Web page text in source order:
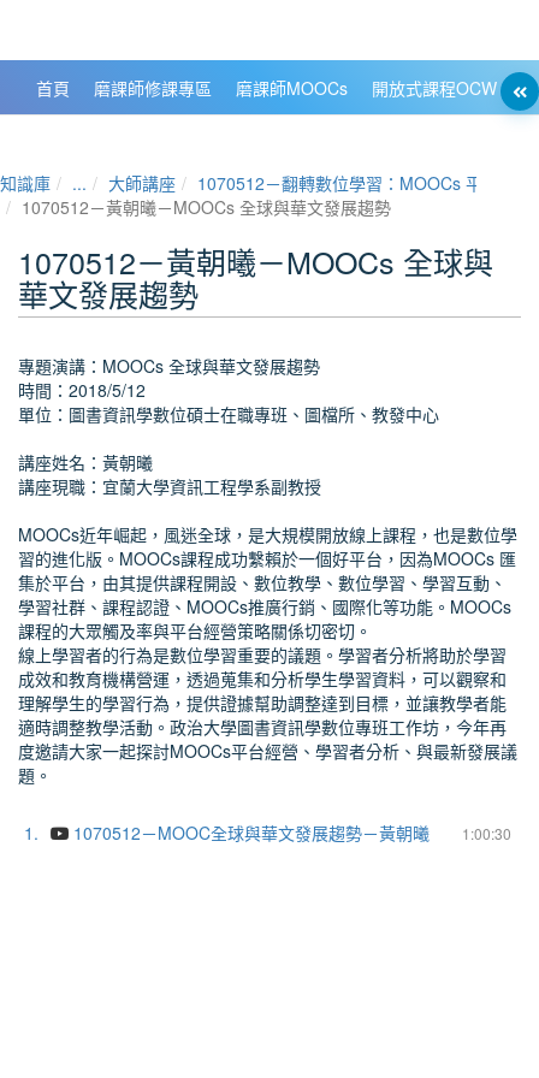
首頁 磨課師修課專區 磨課師MOOCs 開放式課程OCW
知識庫 ... 大師講座
1070512－翻轉數位學習：MOOCs 平台經
1070512－黃朝曦－MOOCs 全球與華文發展趨勢
1070512－黃朝曦－MOOCs 全球與
華文發展趨勢
專題演講：MOOCs 全球與華文發展趨勢
時間：2018/5/12
單位：圖書資訊學數位碩士在職專班、圖檔所、教發中心
講座姓名：黃朝曦
講座現職：宜蘭大學資訊工程學系副教授
MOOCs近年崛起，風迷全球，是大規模開放線上課程，也是數位學
習的進化版。MOOCs課程成功繫賴於一個好平台，因為MOOCs 匯
集於平台，由其提供課程開設、數位教學、數位學習、學習互動、
學習社群、課程認證、MOOCs推廣行銷、國際化等功能。MOOCs
課程的大眾觸及率與平台經營策略關係切密切。
線上學習者的行為是數位學習重要的議題。學習者分析將助於學習
成效和教育機構營運，透過蒐集和分析學生學習資料，可以觀察和
理解學生的學習行為，提供證據幫助調整達到目標，並讓教學者能
適時調整教學活動。政治大學圖書資訊學數位專班工作坊，今年再
度邀請大家一起探討MOOCs平台經營、學習者分析、與最新發展議
題。
1. 1:00:30
1070512－MOOC全球與華文發展趨勢－黃朝曦